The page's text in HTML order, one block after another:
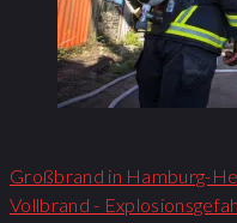
Großbrand in Hamburg-
Vollbrand -